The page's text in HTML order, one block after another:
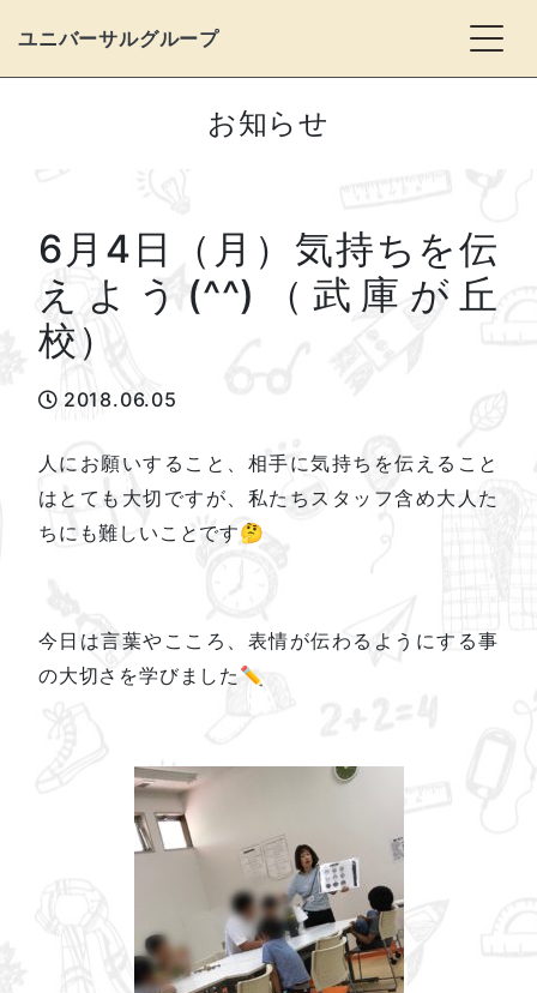
ユニバーサルグループ
お知らせ
6月4日（月）気持ちを伝
えよう(^^)（武庫が丘
校）
2018.06.05
人にお願いすること、相手に気持ちを伝えること
はとても大切ですが、私たちスタッフ含め大人た
ちにも難しいことです🤔
今日は言葉やこころ、表情が伝わるようにする事
の大切さを学びました✏